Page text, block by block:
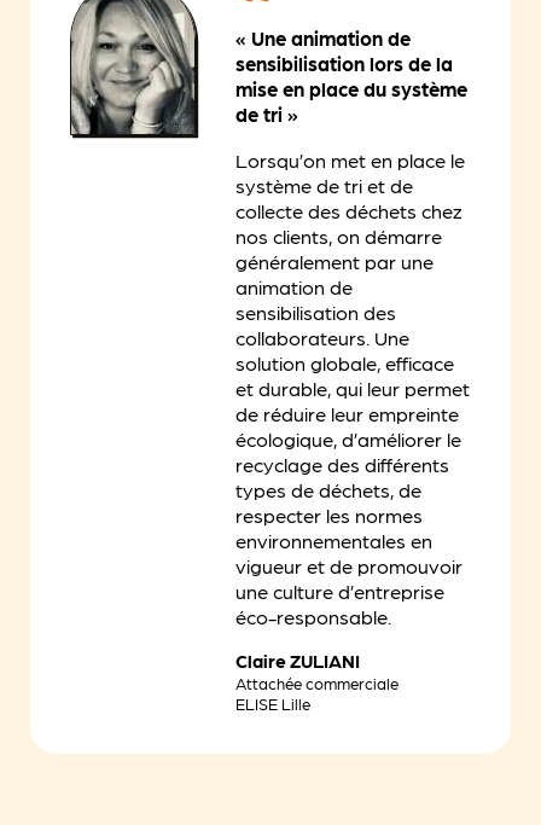
« Une animation de
sensibilisation lors de la
mise en place du système
de tri »
Lorsqu’on met en place le
système de tri et de
collecte des déchets chez
nos clients, on démarre
généralement par une
animation de
sensibilisation des
collaborateurs. Une
solution globale, efficace
et durable, qui leur permet
de réduire leur empreinte
écologique, d’améliorer le
recyclage des différents
types de déchets, de
respecter les normes
environnementales en
vigueur et de promouvoir
une culture d’entreprise
éco-responsable.
Claire ZULIANI
Attachée commerciale
ELISE Lille